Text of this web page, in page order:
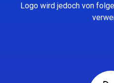
Logo wird jedoch von